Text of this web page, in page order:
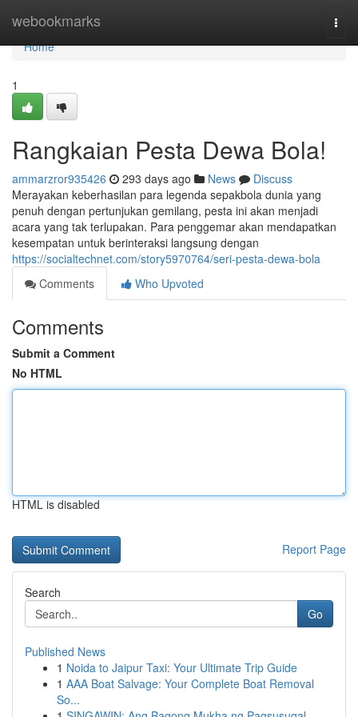
webookmarks
Home
Home
1
Rangkaian Pesta Dewa Bola!
ammarzror935426 293 days ago News
Discuss
Merayakan keberhasilan para legenda sepakbola dunia yang
penuh dengan pertunjukan gemilang, pesta ini akan menjadi
acara yang tak terlupakan. Para penggemar akan mendapatkan
kesempatan untuk berinteraksi langsung dengan
https://socialtechnet.com/story5970764/seri-pesta-dewa-bola
Comments
Who Upvoted
Comments
Submit a Comment
No HTML
HTML is disabled
Report Page
Search
Go
Published News
1 Noida to Jaipur Taxi: Your Ultimate Trip Guide
1 AAA Boat Salvage: Your Complete Boat Removal
So...